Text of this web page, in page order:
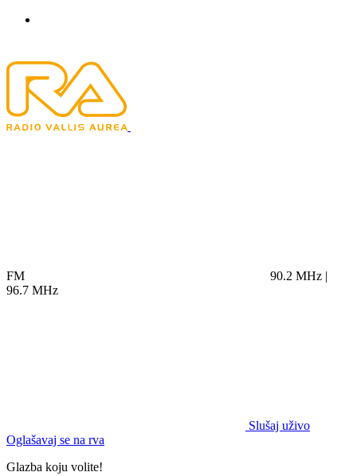
FM
90.2 MHz |
96.7 MHz
Slušaj uživo
Oglašavaj se na rva
Glazba koju volite!